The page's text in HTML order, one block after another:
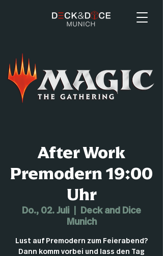
After Work
Premodern 19:00
Uhr
Do., 02. Juli
Deck and Dice
Munich
Lust auf Premodern zum Feierabend?
Dann komm vorbei und lass den Tag